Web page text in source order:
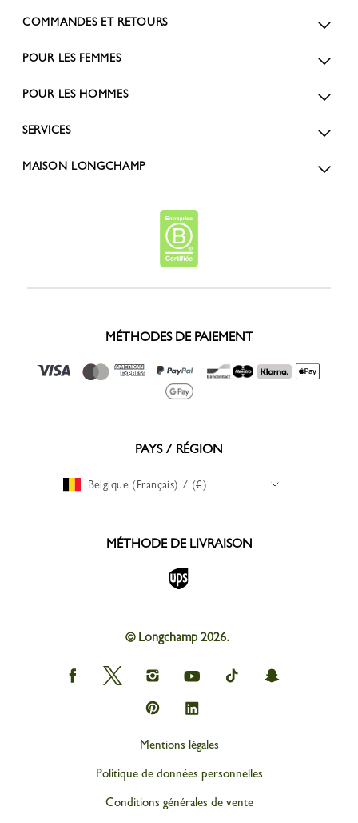
COMMANDES ET RETOURS
POUR LES FEMMES
POUR LES HOMMES
SERVICES
MAISON LONGCHAMP
MÉTHODES DE PAIEMENT
PAYS / RÉGION
Belgique (Français) / (€)
MÉTHODE DE LIVRAISON
© Longchamp 2026.
Longchamp
on
Longchamp
on
Longchamp
on
Instagram
Longchamp
on
youtube
Longchamp
on
Longchamp
on
Longchamp
on
Longchamp
on
Mentions légales
Politique de données personnelles
Conditions générales de vente